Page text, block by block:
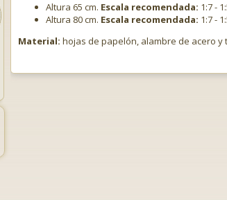
Altura 65 cm. Escala recomendada: 1:7 -
Altura 80 cm. Escala recomendada: 1:7 -
Material: hojas de papelón, alambre de acero